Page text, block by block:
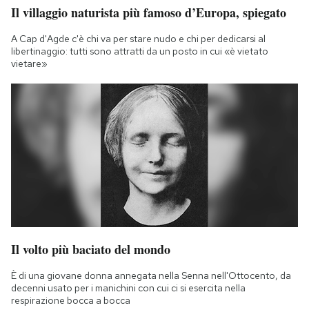
Il villaggio naturista più famoso d’Europa, spiegato
A Cap d'Agde c'è chi va per stare nudo e chi per dedicarsi al
libertinaggio: tutti sono attratti da un posto in cui «è vietato
vietare»
Il volto più baciato del mondo
È di una giovane donna annegata nella Senna nell'Ottocento, da
decenni usato per i manichini con cui ci si esercita nella
respirazione bocca a bocca